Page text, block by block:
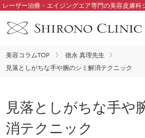
レーザー治療・エイジングエア専門の美容皮膚科
美容コラムTOP
徳永 真理先生
見落としがちな手や腕のシミ解消テクニック
見落としがちな手や
消テクニック